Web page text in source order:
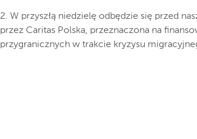
2. W przyszłą niedzielę odbędzie się przed
przez Caritas Polska, przeznaczona na
przygranicznych w trakcie kryzysu